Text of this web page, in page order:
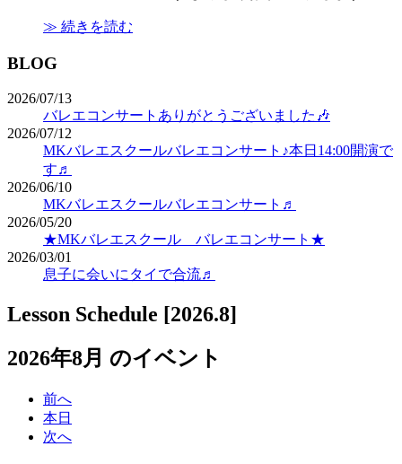
≫ 続きを読む
BLOG
2026/07/13
バレエコンサートありがとうございました🎶
2026/07/12
MKバレエスクールバレエコンサート♪本日14:00開演で
す♬
2026/06/10
MKバレエスクールバレエコンサート♬
2026/05/20
★MKバレエスクール バレエコンサート★
2026/03/01
息子に会いにタイで合流♬
Lesson Schedule [2026.8]
2026年8月 のイベント
前へ
本日
次へ